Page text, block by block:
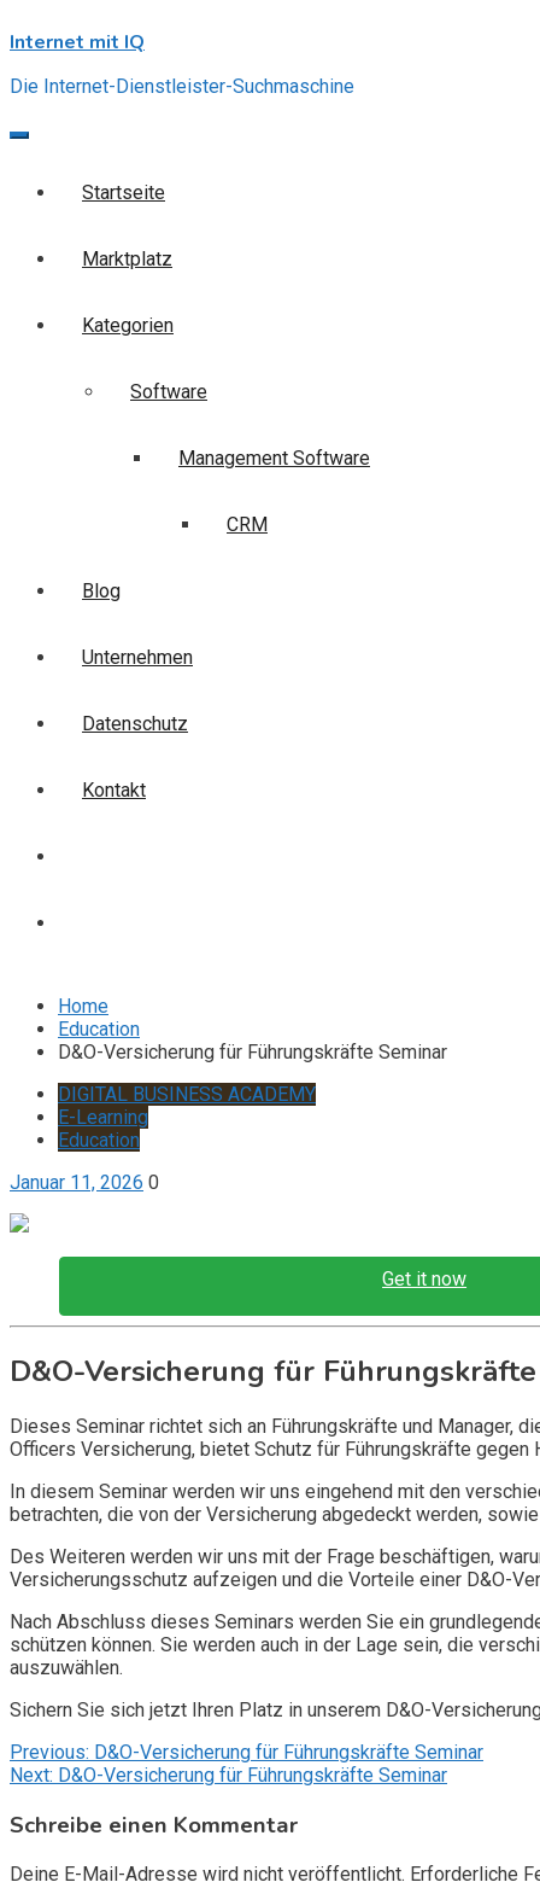
to
Internet mit IQ
Die Internet-Dienstleister-Suchmaschine
Startseite
Marktplatz
Kategorien
Software
Management Software
CRM
Blog
Unternehmen
Datenschutz
Kontakt
Home
Education
D&O-Versicherung für Führungskräfte Seminar
DIGITAL BUSINESS ACADEMY
E-Learning
Education
Januar 11, 2026 0
Get it now
D&O-Versicherung für
Dieses Seminar richtet sich an Führungskräfte und Manager,
Officers Versicherung, bietet Schutz für Führungskräfte
In diesem Seminar werden wir uns eingehend mit den
betrachten, die von der Versicherung abgedeckt werden,
Des Weiteren werden wir uns mit der Frage beschäftigen,
Versicherungsschutz aufzeigen und die Vorteile einer D&O-
Nach Abschluss dieses Seminars werden Sie ein
schützen können. Sie werden auch in der Lage sein, die
auszuwählen.
Sichern Sie sich jetzt Ihren Platz in unserem D&O-
Beitragsnavigation
Previous: D&O-Versicherung für Führungskräfte Seminar
Next: D&O-Versicherung für Führungskräfte Seminar
Schreibe einen Kommentar
Deine E-Mail-Adresse wird nicht veröffentlicht. Erforderliche